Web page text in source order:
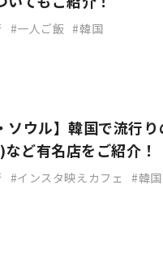
一人ご飯 韓国
ソウル】韓国で流行
ど有名店をご紹介！
インスタ映えカフェ 韓